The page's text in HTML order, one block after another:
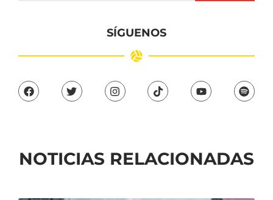
SÍGUENOS
NOTICIAS RELACIONADAS